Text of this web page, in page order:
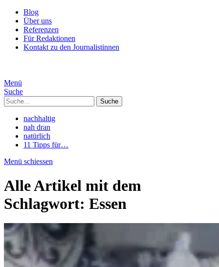
Blog
Über uns
Referenzen
Für Redaktionen
Kontakt zu den Journalistinnen
Menü
Suche
Suche
nachhaltig
nah dran
natürlich
11 Tipps für…
Menü schiessen
Alle Artikel mit dem
Schlagwort: Essen